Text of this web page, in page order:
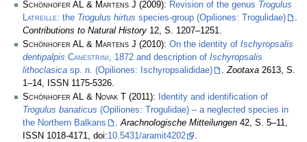
Schönhofer AL & Martens J (2009): Revision of the genus Trogulus
Latreille: the Trogulus hirtus species-group (Opiliones: Trogulidae)
Contributions to Natural History 12, S. 1207–1251.
Schönhofer AL & Martens J (2010): On the identity of Ischyropsalis
dentipalpis Canestrini, 1872 and description of Ischyropsalis
lithoclasica sp. n. (Opiliones: Ischyropsalididae) .Zootaxa 2613, S.
1–14, ISSN 1175-5326.
Schönhofer AL & Novak T
(2011):
Identity and identification of
Trogulus banaticus (Opiliones: Trogulidae) – a neglected species in
the Northern Balkans
.Arachnologische Mitteilungen 42, S. 5–11,
ISSN 1018-4171, doi:10.5431/aramit4202
.